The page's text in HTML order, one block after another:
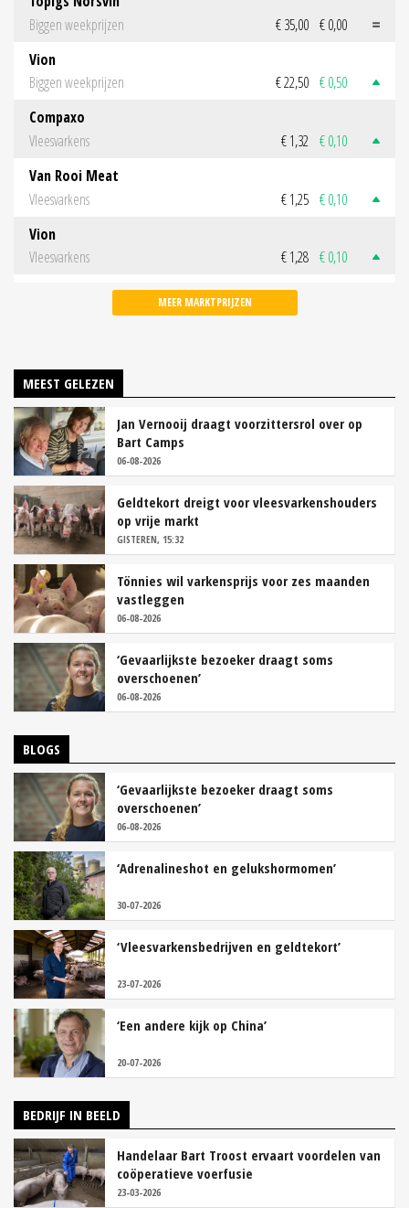
Biggen weekprijzen
€ 35,00 € 0,00
Vion
Biggen weekprijzen
€ 22,50 € 0,50
Compaxo
Vleesvarkens
€ 1,32 € 0,10
Van Rooi Meat
Vleesvarkens
€ 1,25 € 0,10
Vion
Vleesvarkens
€ 1,28 € 0,10
MEER MARKTPRIJZEN
MEEST GELEZEN
Jan Vernooij draagt voorzittersrol over op
Bart Camps
06-08-2026
Geldtekort dreigt voor vleesvarkenshouders
op vrije markt
GISTEREN, 15:32
Tönnies wil varkensprijs voor zes maanden
vastleggen
06-08-2026
‘Gevaarlijkste bezoeker draagt soms
overschoenen’
06-08-2026
BLOGS
‘Gevaarlijkste bezoeker draagt soms
overschoenen’
06-08-2026
‘Adrenalineshot en gelukshormomen’
30-07-2026
‘Vleesvarkensbedrijven en geldtekort’
23-07-2026
‘Een andere kijk op China’
20-07-2026
BEDRIJF IN BEELD
Handelaar Bart Troost ervaart voordelen van
coöperatieve voerfusie
23-03-2026